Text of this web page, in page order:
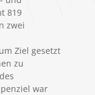
819
zwei
Ziel gesetzt
zu
war